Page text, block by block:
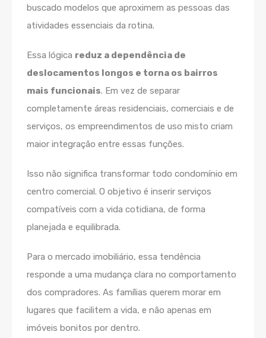
buscado modelos que aproximem as pessoas das
atividades essenciais da rotina.
Essa lógica reduz a dependência de
deslocamentos longos e torna os bairros
mais funcionais. Em vez de separar
completamente áreas residenciais, comerciais e de
serviços, os empreendimentos de uso misto criam
maior integração entre essas funções.
Isso não significa transformar todo condomínio em
centro comercial. O objetivo é inserir serviços
compatíveis com a vida cotidiana, de forma
planejada e equilibrada.
Para o mercado imobiliário, essa tendência
responde a uma mudança clara no comportamento
dos compradores. As famílias querem morar em
lugares que facilitem a vida, e não apenas em
imóveis bonitos por dentro.